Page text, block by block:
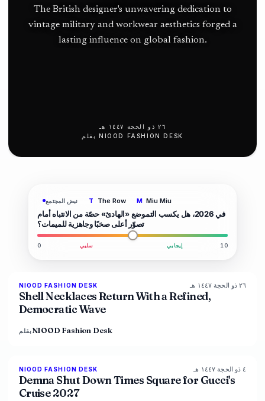
The British designer's unwavering dedication to
vintage military and workwear aesthetics forged a
lasting influence on global fashion.
٢٦ ذو الحجة ١٤٤٧ هـ
بقلم NIOOD FASHION DESK
نبض المجتمع T The Row M Miu Miu
في 2026، هل يكسب التموضع «الهادئ» حصّة من الانتباه أمام
تصوّر أعلى صخبًا وجاهزية للميمات؟
0 سلبي إيجابي 10
LIVE BRIEF
NIOOD FASHION DESK ٢٦ ذو الحجة ١٤٤٧ هـ
Shell Necklaces Return With a Refined,
Democratic Wave
بقلمNIOOD Fashion Desk
LIVE BRIEF
NIOOD FASHION DESK ٤ ذو الحجة ١٤٤٧ هـ
Demna Shut Down Times Square for Gucci's
Cruise 2027